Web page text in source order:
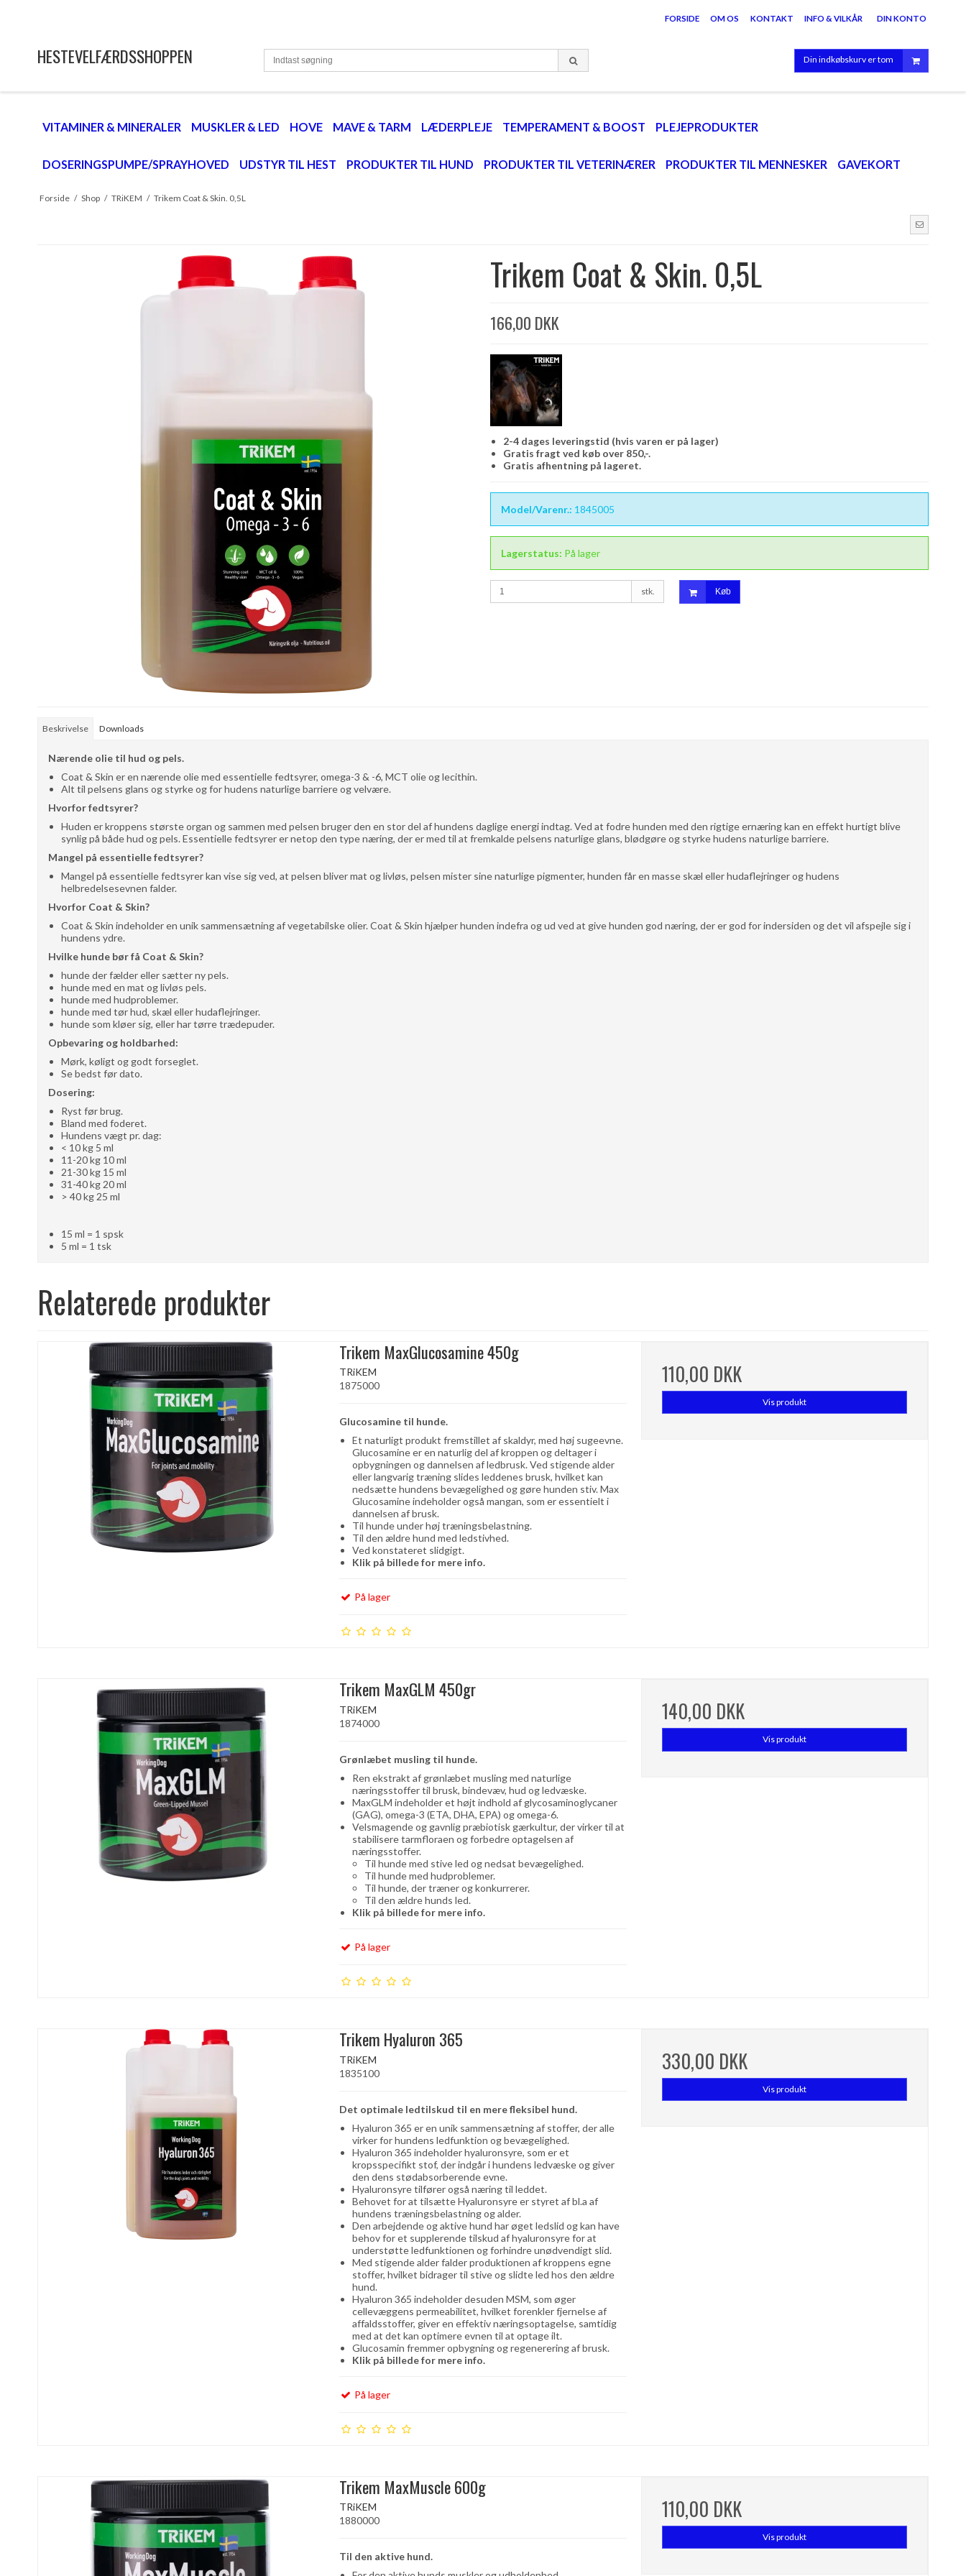
FORSIDE OM OS KONTAKT INFO & VILKÅR DIN KONTO
HESTEVELFÆRDSSHOPPEN Din indkøbskurv er tom
VITAMINER & MINERALER MUSKLER & LED HOVE MAVE & TARM LÆDERPLEJE TEMPERAMENT & BOOST PLEJEPRODUKTER
DOSERINGSPUMPE/SPRAYHOVED UDSTYR TIL HEST PRODUKTER TIL HUND PRODUKTER TIL VETERINÆRER PRODUKTER TIL MENNESKER GAVEKORT
Forside / Shop / TRiKEM / Trikem Coat & Skin. 0,5L
Trikem Coat & Skin. 0,5L
166,00 DKK
2-4 dages leveringstid (hvis varen er på lager)
Gratis fragt ved køb over 850,-.
Gratis afhentning på lageret.
Model/Varenr.: 1845005
Lagerstatus: På lager
stk. Køb
Beskrivelse Downloads
Nærende olie til hud og pels.
Coat & Skin er en nærende olie med essentielle fedtsyrer, omega-3 & -6, MCT olie og lecithin.
Alt til pelsens glans og styrke og for hudens naturlige barriere og velvære.
Hvorfor fedtsyrer?
Huden er kroppens største organ og sammen med pelsen bruger den en stor del af hundens daglige energi indtag. Ved at fodre hunden med den rigtige ernæring kan en effekt hurtigt blive
synlig på både hud og pels. Essentielle fedtsyrer er netop den type næring, der er med til at fremkalde pelsens naturlige glans, blødgøre og styrke hudens naturlige barriere.
Mangel på essentielle fedtsyrer?
Mangel på essentielle fedtsyrer kan vise sig ved, at pelsen bliver mat og livløs, pelsen mister sine naturlige pigmenter, hunden får en masse skæl eller hudaflejringer og hudens
helbredelsesevnen falder.
Hvorfor Coat & Skin?
Coat & Skin indeholder en unik sammensætning af vegetabilske olier. Coat & Skin hjælper hunden indefra og ud ved at give hunden god næring, der er god for indersiden og det vil afspejle sig i
hundens ydre.
Hvilke hunde bør få Coat & Skin?
hunde der fælder eller sætter ny pels.
hunde med en mat og livløs pels.
hunde med hudproblemer.
hunde med tør hud, skæl eller hudaflejringer.
hunde som kløer sig, eller har tørre trædepuder.
Opbevaring og holdbarhed:
Mørk, køligt og godt forseglet.
Se bedst før dato.
Dosering:
Ryst før brug.
Bland med foderet.
Hundens vægt pr. dag:
< 10 kg 5 ml
11-20 kg 10 ml
21-30 kg 15 ml
31-40 kg 20 ml
> 40 kg 25 ml
15 ml = 1 spsk
5 ml = 1 tsk
Relaterede produkter
Trikem MaxGlucosamine 450g
TRiKEM
1875000
Glucosamine til hunde.
Et naturligt produkt fremstillet af skaldyr, med høj sugeevne.
Glucosamine er en naturlig del af kroppen og deltager i
opbygningen og dannelsen af ​​ledbrusk. Ved stigende alder
eller langvarig træning slides leddenes brusk, hvilket kan
nedsætte hundens bevægelighed og gøre hunden stiv. Max
Glucosamine indeholder også mangan, som er essentielt i
dannelsen af ​​brusk.
Til hunde under høj træningsbelastning.
Til den ældre hund med ledstivhed.
Ved konstateret slidgigt.
Klik på billede for mere info.
På lager
110,00 DKK
Vis produkt
Trikem MaxGLM 450gr
TRiKEM
1874000
Grønlæbet musling til hunde.
Ren ekstrakt af grønlæbet musling med naturlige
næringsstoffer til brusk, bindevæv, hud og ledvæske.
MaxGLM indeholder et højt indhold af glycosaminoglycaner
(GAG), omega-3 (ETA, DHA, EPA) og omega-6.
Velsmagende og gavnlig præbiotisk gærkultur, der virker til at
stabilisere tarmfloraen og forbedre optagelsen af ​​
næringsstoffer.
Til hunde med stive led og nedsat bevægelighed.
Til hunde med hudproblemer.
Til hunde, der træner og konkurrerer.
Til den ældre hunds led.
Klik på billede for mere info.
På lager
140,00 DKK
Vis produkt
Trikem Hyaluron 365
TRiKEM
1835100
Det optimale ledtilskud til en mere fleksibel hund.
Hyaluron 365 er en unik sammensætning af stoffer, der alle
virker for hundens ledfunktion og bevægelighed.
Hyaluron 365 indeholder hyaluronsyre, som er et
kropsspecifikt stof, der indgår i hundens ledvæske og giver
den dens stødabsorberende evne.
Hyaluronsyre tilfører også næring til leddet.
Behovet for at tilsætte Hyaluronsyre er styret af bl.a af
hundens træningsbelastning og alder.
Den arbejdende og aktive hund har øget ledslid og kan have
behov for et supplerende tilskud af hyaluronsyre for at
understøtte ledfunktionen og forhindre unødvendigt slid.
Med stigende alder falder produktionen af ​​kroppens egne
stoffer, hvilket bidrager til stive og slidte led hos den ældre
hund.
Hyaluron 365 indeholder desuden MSM, som øger
cellevæggens permeabilitet, hvilket forenkler fjernelse af
affaldsstoffer, giver en effektiv næringsoptagelse, samtidig
med at det kan optimere evnen til at optage ilt.
Glucosamin fremmer opbygning og regenerering af brusk.
Klik på billede for mere info.
På lager
330,00 DKK
Vis produkt
Trikem MaxMuscle 600g
TRiKEM
1880000
Til den aktive hund.
110,00 DKK
Vis produkt